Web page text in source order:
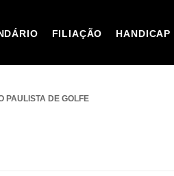
FILIAÇÃO HANDICAP
PAULISTA DE GOLFE